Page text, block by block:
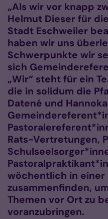
„Als wir vor knapp
Helmut Dieser für
Stadt Eschweiler
haben wir uns
Schwerpunkte wir
sich
„Wir“ steht für ein
die in solidum die
Datené und
Rats-Vertretungen,
wöchentlich in einer
zusammenfinden,
Themen vor Ort zu
voranzubringen.